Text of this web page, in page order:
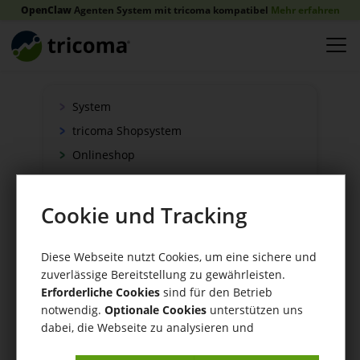
OpenClawAgenten System mit tricoma kompatibel Mehr erfahren
System
tricoma Shopsystem
Onlineshop
Verkauf
Zahlung
Versand
WaWi/CRM
CRM Tools
Cookie und Tracking
Diese Webseite nutzt Cookies, um eine sichere und
zuverlässige Bereitstellung zu gewährleisten.
Erforderliche Cookies sind für den Betrieb
notwendig. Optionale Cookies unterstützen uns
dabei, die Webseite zu analysieren und